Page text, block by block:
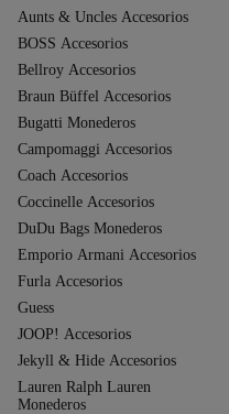
Aunts & Uncles Accesorios
BOSS Accesorios
Bellroy Accesorios
Braun Büffel Accesorios
Bugatti Monederos
Campomaggi Accesorios
Coach Accesorios
Coccinelle Accesorios
DuDu Bags Monederos
Emporio Armani Accesorios
Furla Accesorios
Guess
JOOP! Accesorios
Jekyll & Hide Accesorios
Lauren Ralph Lauren
Monederos